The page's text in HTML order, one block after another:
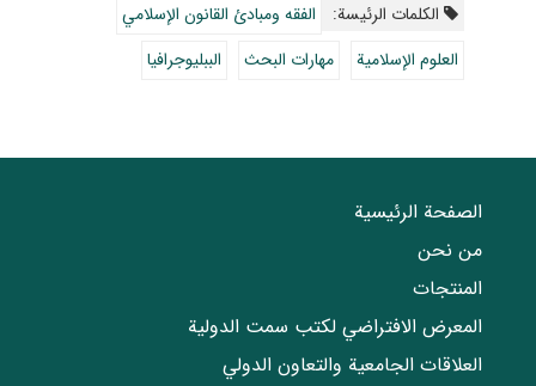
الکلمات الرئيسة:
الفقه ومبادئ القانون الإسلامي
العلوم الإسلامية
مهارات البحث الببليوجرافيا
الصفحة الرئيسية
من نحن
المنتجات
المعرض الافتراضي لكتب سمت الدولية
العلاقات الجامعیة والتعاون الدولي